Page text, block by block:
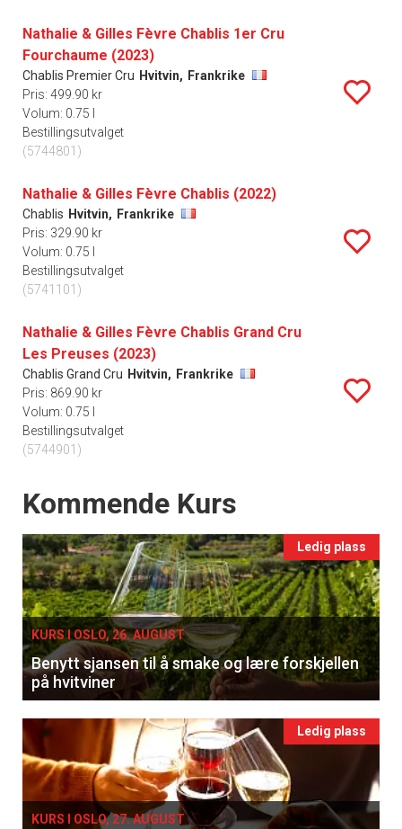
Nathalie & Gilles Fèvre Chablis 1er Cru
Fourchaume (2023)
Chablis Premier Cru Hvitvin, Frankrike
Pris: 499.90 kr
Volum: 0.75 l
Bestillingsutvalget
(5744801)
Nathalie & Gilles Fèvre Chablis (2022)
Chablis Hvitvin, Frankrike
Pris: 329.90 kr
Volum: 0.75 l
Bestillingsutvalget
(5741101)
Nathalie & Gilles Fèvre Chablis Grand Cru
Les Preuses (2023)
Chablis Grand Cru Hvitvin, Frankrike
Pris: 869.90 kr
Volum: 0.75 l
Bestillingsutvalget
(5744901)
Events
Kommende Kurs
Ledig plass
KURS I OSLO, 26. AUGUST
Benytt sjansen til å smake og lære forskjellen
på hvitviner
Ledig plass
KURS I OSLO, 27. AUGUST